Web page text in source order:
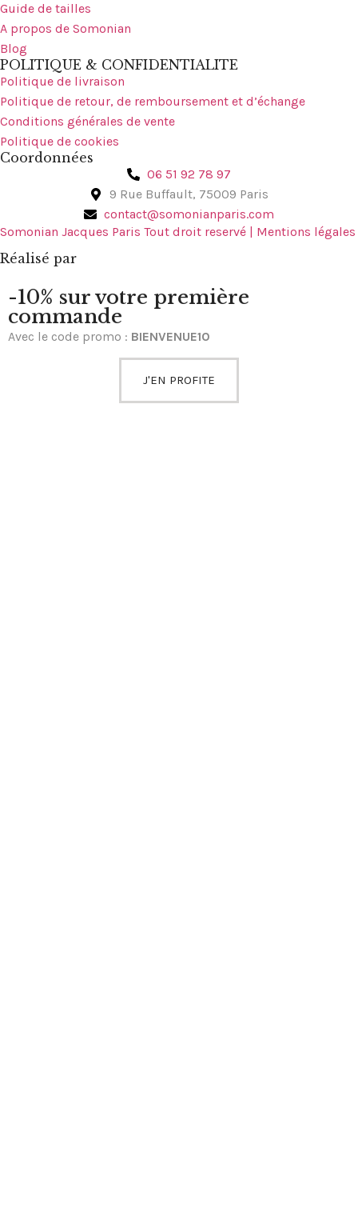
Guide de tailles
A propos de Somonian
Blog
POLITIQUE & CONFIDENTIALITE
Politique de livraison
Politique de retour, de remboursement et d’échange
Conditions générales de vente
Politique de cookies
Coordonnées
06 51 92 78 97
9 Rue Buffault, 75009 Paris
contact@somonianparis.com
Somonian Jacques Paris Tout droit reservé | Mentions légales
Réalisé par
-10% sur votre première
commande
Avec le code promo : BIENVENUE10
J'EN PROFITE